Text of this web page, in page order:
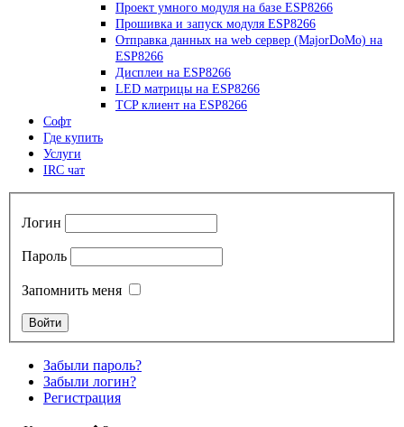
Проект умного модуля на базе ESP8266
Прошивка и запуск модуля ESP8266
Отправка данных на web сервер (MajorDoMo) на
ESP8266
Дисплеи на ESP8266
LED матрицы на ESP8266
TCP клиент на ESP8266
Софт
Где купить
Услуги
IRC чат
Логин
Пароль
Запомнить меня
Забыли пароль?
Забыли логин?
Регистрация